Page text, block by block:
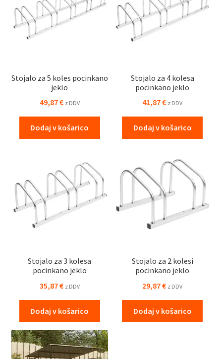
Stojalo za 5 koles pocinkano
jeklo
49,87€ z DDV
Dodaj v košarico
Stojalo za 4 kolesa
pocinkano jeklo
41,87€ z DDV
Dodaj v košarico
Stojalo za 3 kolesa
pocinkano jeklo
35,87€ z DDV
Dodaj v košarico
Stojalo za 2 kolesi
pocinkano jeklo
29,87€ z DDV
Dodaj v košarico